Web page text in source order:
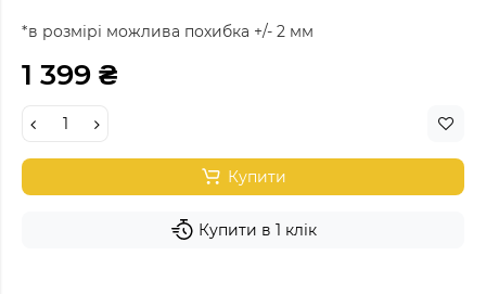
*в розмірі можлива похибка +/- 2 мм
1 399 ₴
Купити
Купити в 1 клік